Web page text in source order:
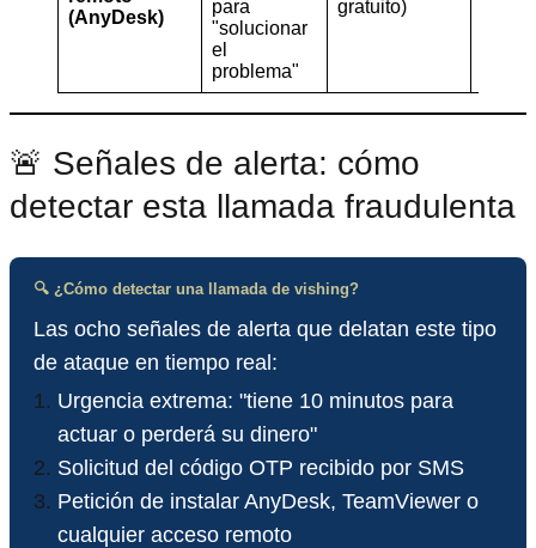
(AnyDesk)
para
"solucionar
el
problema"
gratuito)
🚨 Señales de alerta: cómo
detectar esta llamada fraudulenta
🔍 ¿Cómo detectar una llamada de vishing?
Las ocho señales de alerta que delatan este tipo
de ataque en tiempo real:
Urgencia extrema: "tiene 10 minutos para
actuar o perderá su dinero"
Solicitud del código OTP recibido por SMS
Petición de instalar AnyDesk, TeamViewer o
cualquier acceso remoto